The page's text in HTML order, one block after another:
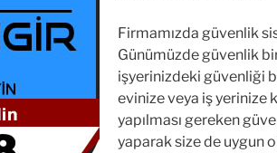
Firmamızda güvenlik
Günümüzde güvenlik
işyerinizdeki güvenliği
evinize veya iş yerinize
yapılması gereken
yaparak size de uygun